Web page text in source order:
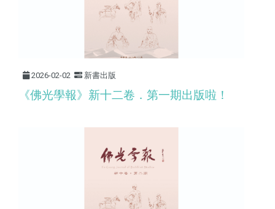
2026-02-02 新書出版
《佛光學報》新十二卷．第一期出版啦！